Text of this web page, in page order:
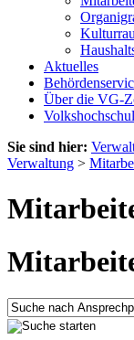
Aktuelles
Über die VG-
Sie sind hier:
Verwaltung >